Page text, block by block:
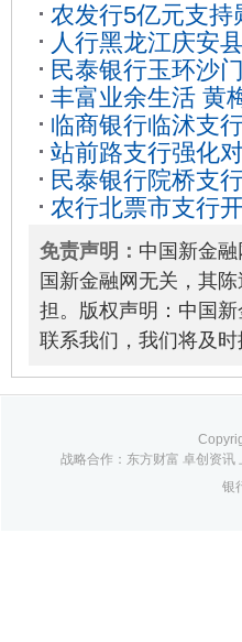
农发行5亿元支持
人行黑龙江庆安
22
民泰银行玉环沙
金名片2023-09-
丰富业余生活 黄
临商银行临沭支
站前路支行强化
民泰银行院桥支
农行北票市支行
免责声明： 中国新金
国新金融网无关，其
担。版权声明：中国
联系我们，我们将及时
战略合作：东方财富 卓创资讯
银